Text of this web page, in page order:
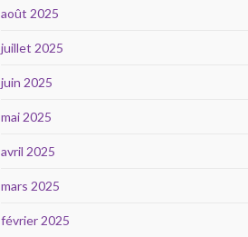
août 2025
juillet 2025
juin 2025
mai 2025
avril 2025
mars 2025
février 2025